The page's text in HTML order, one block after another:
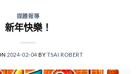
媒體報導
新年快樂！
2024-02-04 BYTSAI ROBERT